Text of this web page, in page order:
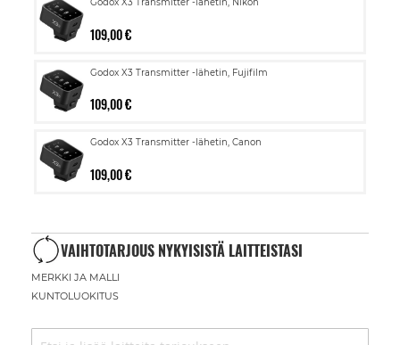
109,00 €
Godox X3 Transmitter -lähetin, Fujifilm
109,00 €
Godox X3 Transmitter -lähetin, Canon
109,00 €
VAIHTOTARJOUS NYKYISISTÄ LAITTEISTASI
MERKKI JA MALLI
KUNTOLUOKITUS